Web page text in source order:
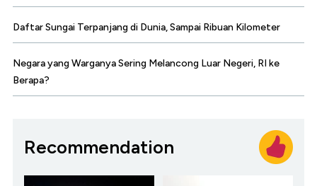
Daftar Sungai Terpanjang di Dunia, Sampai Ribuan Kilometer
Negara yang Warganya Sering Melancong Luar Negeri, RI ke
Berapa?
Recommendation